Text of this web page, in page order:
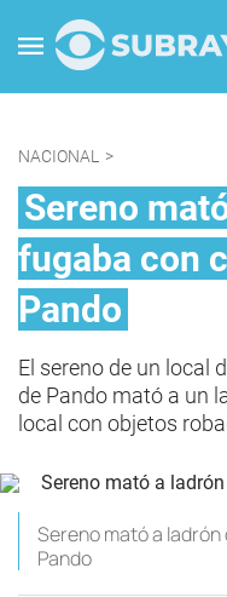
NACIONAL >
Sereno
fugaba con
Pando
El sereno de un local
de Pando mató a un
local con objetos
Sereno mató a
Pando